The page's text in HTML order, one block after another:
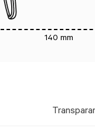
140 mm